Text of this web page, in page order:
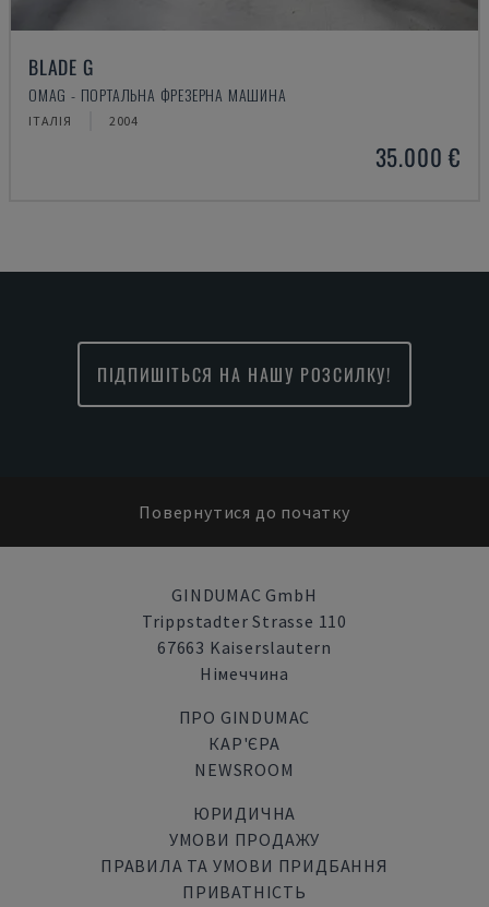
BLADE G
OMAG - ПОРТАЛЬНА ФРЕЗЕРНА МАШИНА
ІТАЛІЯ 2004
35.000 €
ПІДПИШІТЬСЯ НА НАШУ РОЗСИЛКУ!
Повернутися до початку
GINDUMAC GmbH
Trippstadter Strasse 110
67663 Kaiserslautern
Німеччина
ПРО GINDUMAC
КАР'ЄРА
NEWSROOM
ЮРИДИЧНА
УМОВИ ПРОДАЖУ
ПРАВИЛА ТА УМОВИ ПРИДБАННЯ
ПРИВАТНІСТЬ